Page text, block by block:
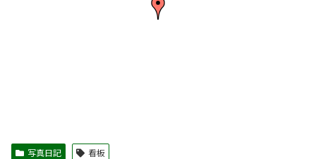
写真日記 看板